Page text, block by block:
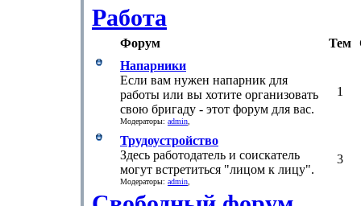
Работа
Форум Тем
Напарники
Если вам нужен напарник для
работы или вы хотите организовать
свою бригаду - этот форум для вас.
Модераторы: admin
1
Трудоустройство
Здесь работодатель и соискатель
могут встретиться "лицом к лицу".
Модераторы: admin
3